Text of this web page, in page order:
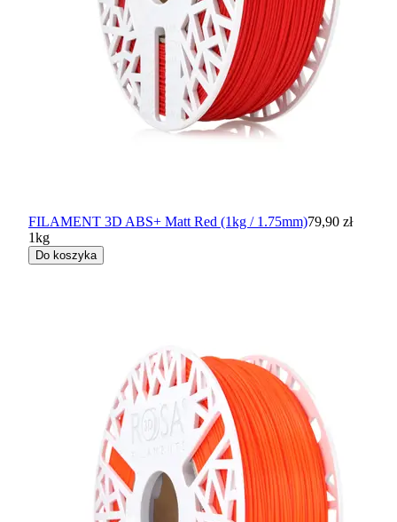
FILAMENT 3D ABS+ Matt Red (1kg / 1.75mm)79,90 zł
1kg
Do koszyka